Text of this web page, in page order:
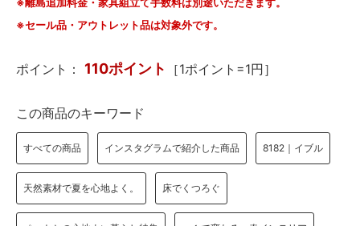
※セール品・アウトレット品は対象外です。
ポイント： 110ポイント ［1ポイント=1円］
この商品のキーワード
すべての商品 インスタグラムで紹介した商品 8182｜イブル
天然素材で夏を心地よく。 床でくつろぐ